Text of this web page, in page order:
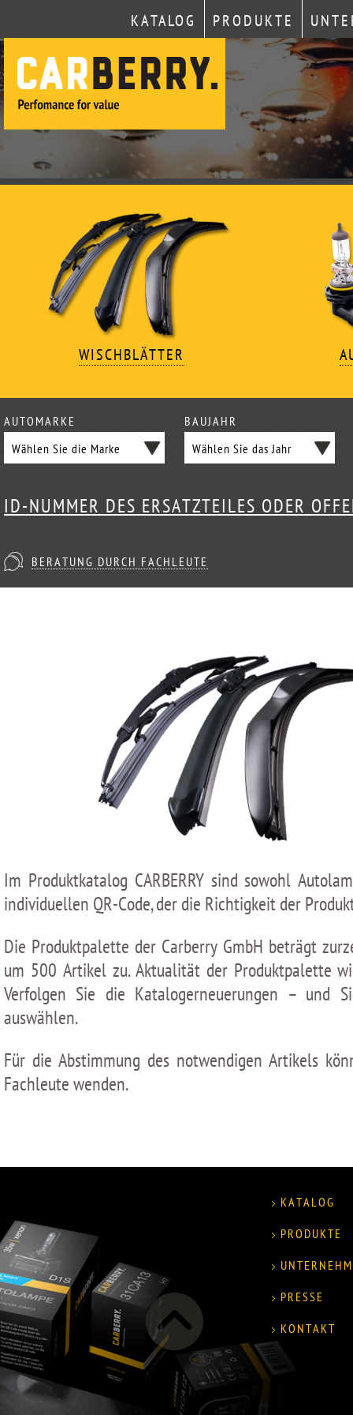
KATALOG PRODUKTE
WISCHBLÄTTER
AUTOMARKE BAUJAHR
ID-NUMMER DES ERSATZTEILES ODER
BERATUNG DURCH FACHLEUTE
Im Produktkatalog CARBERRY sind sowohl
individuellen QR-Сode, der die Richtigkeit der
Die Produktpalette der Carberry GmbH beträgt
um 500 Artikel zu. Aktualität der Produktpalette
Verfolgen Sie die Katalogerneuerungen – und
auswählen.
Für die Abstimmung des notwendigen Artikels
Fachleute wenden.
KATALOG
PRODUKTE
PRESSE
KONTAKT